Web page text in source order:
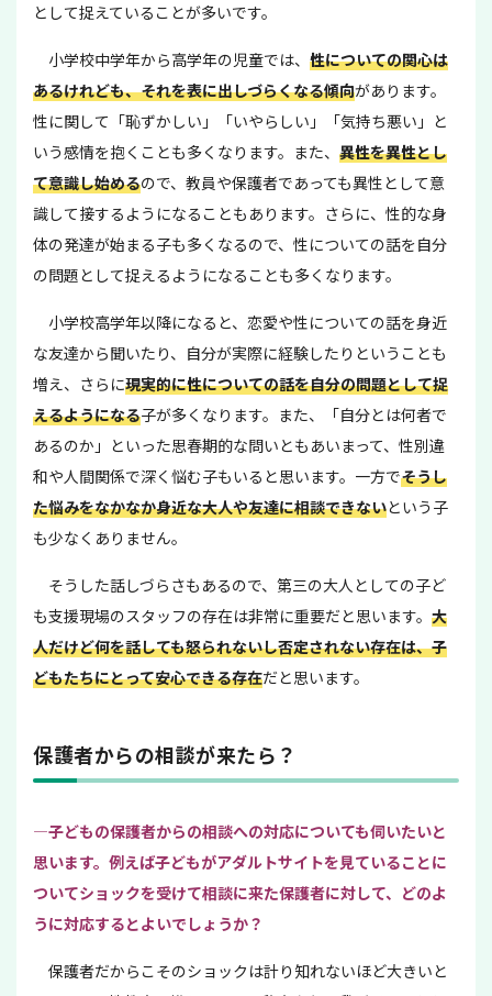
として捉えていることが多いです。
小学校中学年から高学年の児童では、 性についての関心は
あるけれども、それを表に出しづらくなる傾向があります。
性に関して「恥ずかしい」「いやらしい」「気持ち悪い」と
いう感情を抱くことも多くなります。また、 異性を異性とし
て意識し始めるので、教員や保護者であっても異性として意
識して接するようになることもあります。さらに、性的な身
体の発達が始まる子も多くなるので、性についての話を自分
の問題として捉えるようになることも多くなります。
小学校高学年以降になると、恋愛や性についての話を身近
な友達から聞いたり、自分が実際に経験したりということも
増え、さらに現実的に性についての話を自分の問題として捉
えるようになる子が多くなります。また、「自分とは何者で
あるのか」といった思春期的な問いともあいまって、性別違
和や人間関係で深く悩む子もいると思います。一方でそうし
た悩みをなかなか身近な大人や友達に相談できないという子
も少なくありません。
そうした話しづらさもあるので、第三の大人としての子ど
も支援現場のスタッフの存在は非常に重要だと思います。 大
人だけど何を話しても怒られないし否定されない存在は、子
どもたちにとって安心できる存在だと思います。
保護者からの相談が来たら？
—子どもの保護者からの相談への対応についても伺いたいと
思います。例えば子どもがアダルトサイトを見ていることに
ついてショックを受けて相談に来た保護者に対して、どのよ
うに対応するとよいでしょうか？
保護者だからこそのショックは計り知れないほど大きいと